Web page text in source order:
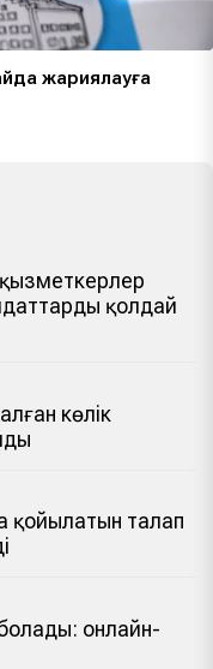
жариялауға
қолдай
көлік
қойылатын талап
онлайн-